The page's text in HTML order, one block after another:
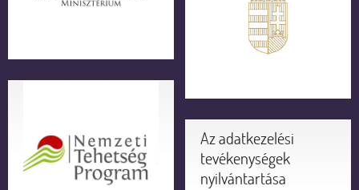
Az adatkezelési
tevékenységek
nyilvántartása